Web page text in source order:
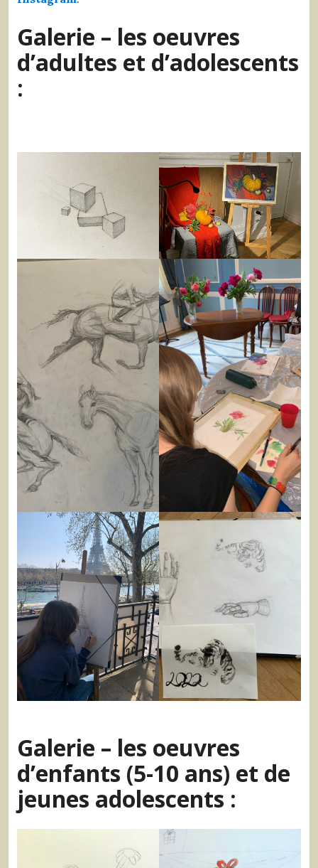
Galerie – les oeuvres
d’adultes et d’adolescents
:
Galerie – les oeuvres
d’enfants (5-10 ans) et de
jeunes adolescents :